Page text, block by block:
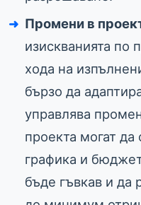
Промени в
изискванията по
хода на
бързо да
управлява
проекта могат
графика и
бъде гъвкав и да